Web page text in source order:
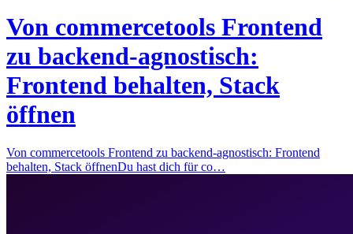
Von commercetools Frontend
zu backend-agnostisch:
Frontend behalten, Stack
öffnen
Von commercetools Frontend zu backend-agnostisch: Frontend
behalten, Stack öffnenDu hast dich für co…